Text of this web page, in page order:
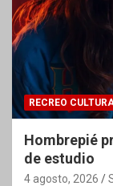
RECREO
Hombrepié
de estudio
4 agosto, 2026